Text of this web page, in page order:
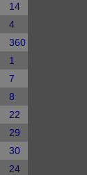
14
4
360
1
7
8
22
29
30
24